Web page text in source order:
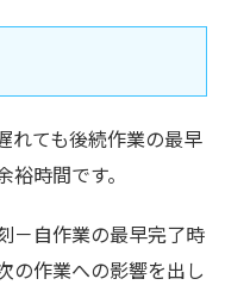
れても後続作業の最早
時間です。
－自作業の最早完了時
の作業への影響を出し